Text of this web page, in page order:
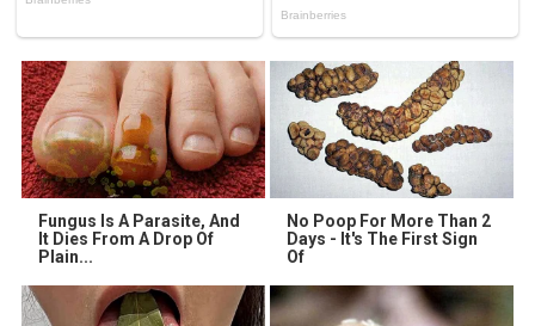
Fungus Is A Parasite, And
It Dies From A Drop Of
Plain...
No Poop For More Than 2
Days - It's The First Sign
Of